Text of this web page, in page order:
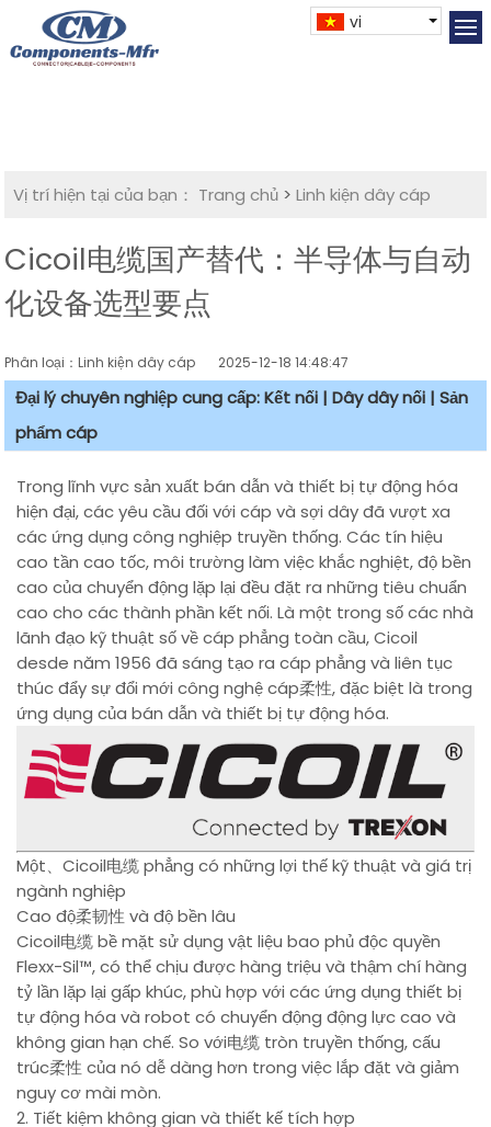
vi
Vị trí hiện tại của bạn： Trang chủ >Linh kiện dây cáp
Cicoil电缆国产替代：半导体与自动
化设备选型要点
Phân loại：Linh kiện dây cáp 2025-12-18 14:48:47
Đại lý chuyên nghiệp cung cấp: Kết nối | Dây dây nối | Sản
phẩm cáp
Trong lĩnh vực sản xuất bán dẫn và thiết bị tự động hóa
hiện đại, các yêu cầu đối với cáp và sợi dây đã vượt xa
các ứng dụng công nghiệp truyền thống. Các tín hiệu
cao tần cao tốc, môi trường làm việc khắc nghiệt, độ bền
cao của chuyển động lặp lại đều đặt ra những tiêu chuẩn
cao cho các thành phần kết nối. Là một trong số các nhà
lãnh đạo kỹ thuật số về cáp phẳng toàn cầu, Cicoil
desde năm 1956 đã sáng tạo ra cáp phẳng và liên tục
thúc đẩy sự đổi mới công nghệ cáp柔性, đặc biệt là trong
ứng dụng của bán dẫn và thiết bị tự động hóa.
Một、Cicoil电缆 phẳng có những lợi thế kỹ thuật và giá trị
ngành nghiệp
Cao độ柔韧性 và độ bền lâu
Cicoil电缆 bề mặt sử dụng vật liệu bao phủ độc quyền
Flexx-Sil™, có thể chịu được hàng triệu và thậm chí hàng
tỷ lần lặp lại gấp khúc, phù hợp với các ứng dụng thiết bị
tự động hóa và robot có chuyển động động lực cao và
không gian hạn chế. So với电缆 tròn truyền thống, cấu
trúc柔性 của nó dễ dàng hơn trong việc lắp đặt và giảm
nguy cơ mài mòn.
2. Tiết kiệm không gian và thiết kế tích hợp